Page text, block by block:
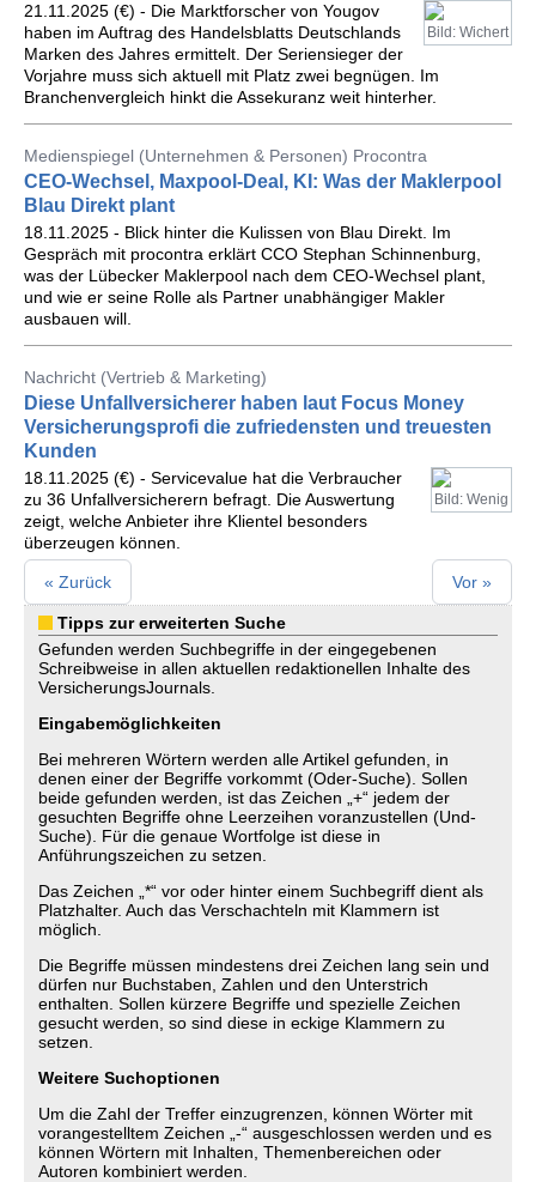
Bild: Wichert
21.11.2025 (€) - Die Marktforscher von Yougov
haben im Auftrag des Handelsblatts Deutschlands
Marken des Jahres ermittelt. Der Seriensieger der
Vorjahre muss sich aktuell mit Platz zwei begnügen. Im
Branchenvergleich hinkt die Assekuranz weit hinterher.
Medienspiegel (Unternehmen & Personen) Procontra
CEO-Wechsel, Maxpool-Deal, KI: Was der Maklerpool
Blau Direkt plant
18.11.2025 - Blick hinter die Kulissen von Blau Direkt. Im
Gespräch mit procontra erklärt CCO Stephan Schinnenburg,
was der Lübecker Maklerpool nach dem CEO-Wechsel plant,
und wie er seine Rolle als Partner unabhängiger Makler
ausbauen will.
Nachricht (Vertrieb & Marketing)
Diese Unfallversicherer haben laut Focus Money
Versicherungsprofi die zufriedensten und treuesten
Kunden
Bild: Wenig
18.11.2025 (€) - Servicevalue hat die Verbraucher
zu 36 Unfallversicherern befragt. Die Auswertung
zeigt, welche Anbieter ihre Klientel besonders
überzeugen können.
« Zurück Vor »
Tipps zur erweiterten Suche
Gefunden werden Suchbegriffe in der eingegebenen
Schreibweise in allen aktuellen redaktionellen Inhalte des
VersicherungsJournals.
Eingabemöglichkeiten
Bei mehreren Wörtern werden alle Artikel gefunden, in
denen einer der Begriffe vorkommt (Oder-Suche). Sollen
beide gefunden werden, ist das Zeichen „+“ jedem der
gesuchten Begriffe ohne Leerzeihen voranzustellen (Und-
Suche). Für die genaue Wortfolge ist diese in
Anführungszeichen zu setzen.
Das Zeichen „*“ vor oder hinter einem Suchbegriff dient als
Platzhalter. Auch das Verschachteln mit Klammern ist
möglich.
Die Begriffe müssen mindestens drei Zeichen lang sein und
dürfen nur Buchstaben, Zahlen und den Unterstrich
enthalten. Sollen kürzere Begriffe und spezielle Zeichen
gesucht werden, so sind diese in eckige Klammern zu
setzen.
Weitere Suchoptionen
Um die Zahl der Treffer einzugrenzen, können Wörter mit
vorangestelltem Zeichen „-“ ausgeschlossen werden und es
können Wörtern mit Inhalten, Themenbereichen oder
Autoren kombiniert werden.